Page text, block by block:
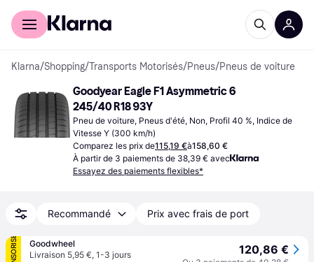
Acheter avec Klarna
Klarna/Shopping/Transports Motorisés/Pneus/Pneus de voiture
Goodyear Eagle F1 Asymmetric 6
245/40 R18 93Y
Pneu de voiture, Pneus d'été, Non, Profil 40 %, Indice de
Vitesse Y (300 km/h)
Comparez les prix de115,19 €à158,60 €
À partir de 3 paiements de 38,39 € avec
Essayez des paiements flexibles*
Recommandé Prix avec frais de port
Goodwheel
Livraison 5,95 €, 1-3 jours 120,86 €